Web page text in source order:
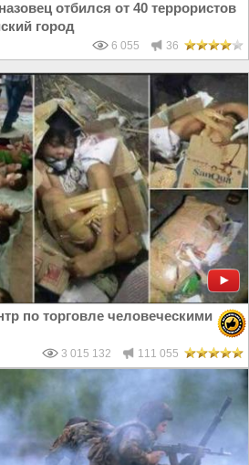
отбился от 40 террористов
город
6 055 36
по торговле человеческими
3 015 132 111 055